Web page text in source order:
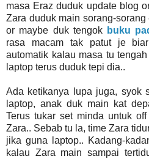
masa Eraz duduk update blog
Zara duduk main sorang-
or maybe duk tengok buku
rasa macam tak patut je
automatik kalau masa tu
laptop terus duduk tepi dia..
Ada ketikanya lupa juga, syok
laptop, anak duk main kat
Terus tukar set minda untuk
Zara.. Sebab tu la, time Zara
jika guna laptop.. Kadang-
kalau Zara main sampai